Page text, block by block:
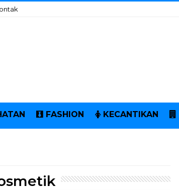
FASHION KECANTIKAN